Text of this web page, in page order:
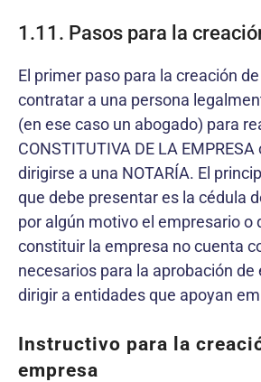
1.11. Pasos para la
El primer paso para la creación
contratar a una persona
(en ese caso un abogado) para
CONSTITUTIVA DE LA
dirigirse a una NOTARÍA. El
que debe presentar es la cédula
por algún motivo el empresario o
constituir la empresa no cuenta
necesarios para la aprobación de
dirigir a entidades que apoyan
Instructivo para la
empresa